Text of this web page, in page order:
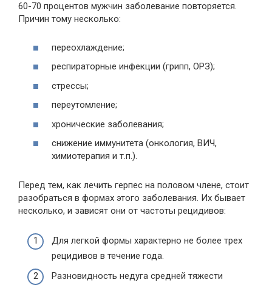
60-70 процентов мужчин заболевание повторяется.
Причин тому несколько:
переохлаждение;
респираторные инфекции (грипп, ОРЗ);
стрессы;
переутомление;
хронические заболевания;
снижение иммунитета (онкология, ВИЧ,
химиотерапия и т.п.).
Перед тем, как лечить герпес на половом члене, стоит
разобраться в формах этого заболевания. Их бывает
несколько, и зависят они от частоты рецидивов:
Для легкой формы характерно не более трех
рецидивов в течение года.
Разновидность недуга средней тяжести